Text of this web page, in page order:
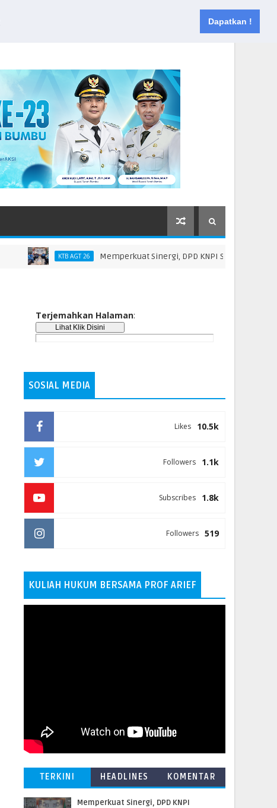
Dapatkan !
Kontak
KTB AGT 26 Memperkuat Sinergi, DPD KNPI Silaturahmi Dengan
Terjemahkan Halaman:
SOSIAL MEDIA
10.5k
Likes
1.1k
Followers
1.8k
Subscribes
519
Followers
KULIAH HUKUM BERSAMA PROF ARIEF
TERKINI HEADLINES KOMENTAR
Memperkuat Sinergi, DPD KNPI